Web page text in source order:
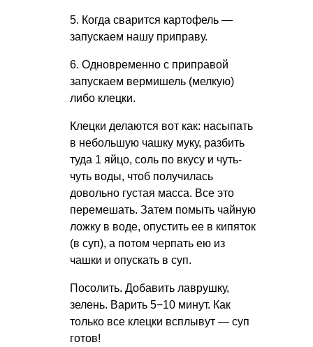
5. Когда сварится картофель —
запускаем нашу приправу.
6. Одновременно с приправой
запускаем вермишель (мелкую)
либо клецки.
Клецки делаются вот как: насыпать
в небольшую чашку муку, разбить
туда 1 яйцо, соль по вкусу и чуть-
чуть воды, чтоб получилась
довольно густая масса. Все это
перемешать. Затем помыть чайную
ложку в воде, опустить ее в кипяток
(в суп), а потом черпать ею из
чашки и опускать в суп.
Посолить. Добавить лаврушку,
зелень. Варить 5−10 минут. Как
только все клецки всплывут — суп
готов!